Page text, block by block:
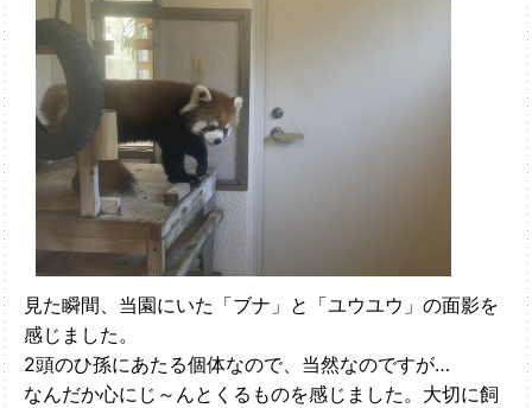
見た瞬間、当園にいた「ブナ」と「ユウユウ」の面影を
感じました。
2頭のひ孫にあたる個体なので、当然なのですが…
なんだか心にじ～んとくるものを感じました。大切に飼